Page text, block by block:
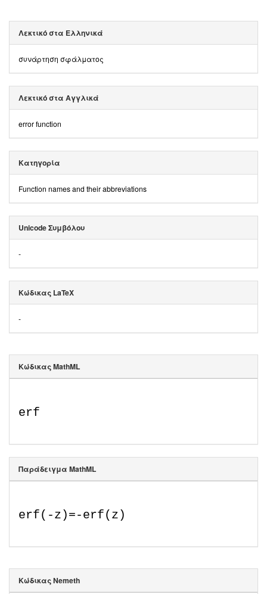
Λεκτικό στα Ελληνικά
συνάρτηση σφάλματος
Λεκτικό στα Αγγλικά
error function
Κατηγορία
Function names and their abbreviations
Unicode Συμβόλου
-
Κώδικας LaTeX
-
Κώδικας MathML
erf
Παράδειγμα MathML
erf( -z)=-erf(z)
Κώδικας Nemeth